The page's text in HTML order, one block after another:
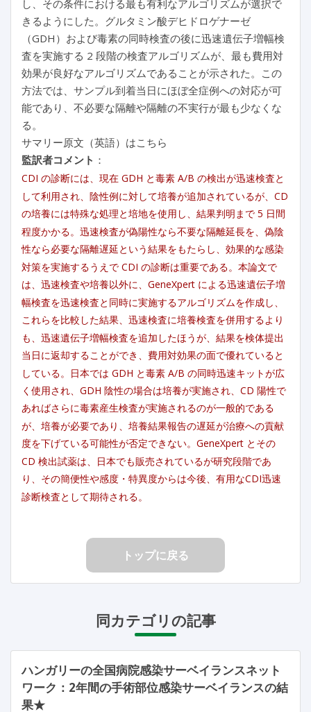
し、その条件における最も有利なアルゴリズムが選択で
きるようにした。グルタミン酸デヒドロゲナーゼ
（GDH）および毒素の同時検査の後に迅速遺伝子増幅検
査を実施する 2 段階の検査アルゴリズムが、最も費用対
効果が良好なアルゴリズムであることが示された。この
方法では、サンプル到着当日にほぼ全症例への対応が可
能であり、不必要な隔離や隔離の不実行が最も少なくな
る。
サマリー原文（英語）はこちら
監訳者コメント ：
CDI の診断には、現在 GDH と毒素 A/B の検出が迅速検査と
して利用され、陰性例に対して培養が追加されているが、CD
の培養には特殊な処理と培地を使用し、結果判明まで 5 日間
程度かかる。迅速検査が偽陽性なら不要な隔離延長を、偽陰
性なら必要な隔離遅延という結果をもたらし、効果的な感染
対策を実施するうえで CDI の診断は重要である。本論文で
は、迅速検査や培養以外に、GeneXpert による迅速遺伝子増
幅検査を迅速検査と同時に実施するアルゴリズムを作成し、
これらを比較した結果、迅速検査に培養検査を併用するより
も、迅速遺伝子増幅検査を追加したほうが、結果を検体提出
当日に返却することができ、費用対効果の面で優れていると
している。日本では GDH と毒素 A/B の同時迅速キットが広
く使用され、GDH 陰性の場合は培養が実施され、CD 陽性で
あればさらに毒素産生検査が実施されるのが一般的である
が、培養が必要であり、培養結果報告の遅延が治療への貢献
度を下げている可能性が否定できない。GeneXpert とその
CD 検出試薬は、日本でも販売されているが研究段階であ
り、その簡便性や感度・特異度からは今後、有用なCDI迅速
診断検査として期待される。
トップに戻る
同カテゴリの記事
ハンガリーの全国病院感染サーベイランスネット
ワーク：2年間の手術部位感染サーベイランスの結
果★